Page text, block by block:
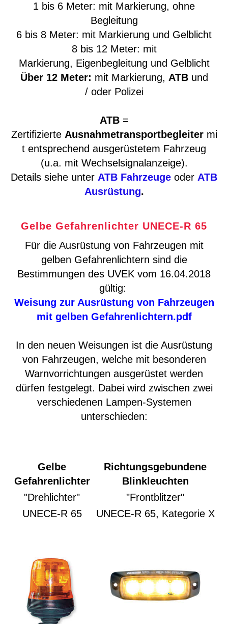
1 bis 6 Meter: mit Markierung, ohne
Begleitung
6 bis 8 Meter: mit Markierung und Gelblicht
8 bis 12 Meter: mit
Markierung, Eigenbegleitung und Gelblicht
Über 12 Meter: mit Markierung, ATB und
/ oder Polizei
ATB=
Zertifizierte Ausnahmetransportbegleitermi
t entsprechend ausgerüstetem Fahrzeug
(u.a. mit Wechselsignalanzeige).
Details siehe unter ATB Fahrzeuge oder ATB
Ausrüstung.
Gelbe Gefahrenlichter UNECE-R 65
Für die Ausrüstung von Fahrzeugen mit
gelben Gefahrenlichtern sind die
Bestimmungen des UVEK vom 16.04.2018
gültig:
Weisung zur Ausrüstung von Fahrzeugen
mit gelben Gefahrenlichtern.pdf
In den neuen Weisungen ist die Ausrüstung
von Fahrzeugen, welche mit besonderen
Warnvorrichtungen ausgerüstet werden
dürfen festgelegt. Dabei wird zwischen zwei
verschiedenen Lampen-Systemen
unterschieden:
Gelbe
Gefahrenlichter
Richtungsgebundene
Blinkleuchten
"Drehlichter"
"Frontblitzer"
UNECE-R 65
UNECE-R 65, Kategorie X